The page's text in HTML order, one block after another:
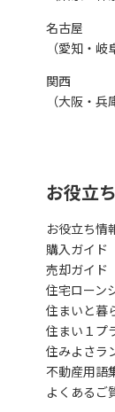
名古屋
（愛知・岐
関西
（大阪・
お役立
お役立ち情
購入ガイド
売却ガイド
住宅ローン
住まいと暮
住まい１プ
住みよさラ
不動産用語
よくあるご